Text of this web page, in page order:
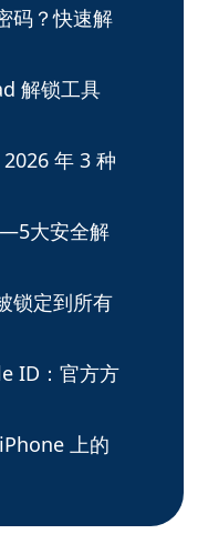
码？快速解
解锁工具
年 3 种
大安全解
锁定到所有
ID：官方方
上的